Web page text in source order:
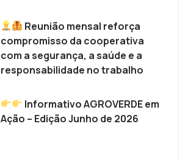
Reunião mensal reforça
compromisso da cooperativa
com a segurança, a saúde e a
responsabilidade no trabalho
Informativo AGROVERDE em
Ação – Edição Junho de 2026